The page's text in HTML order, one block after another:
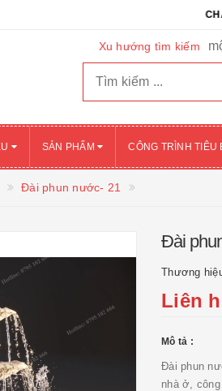
CHÀO
Xu hướng tìm kiếm
SẢN PHẨM CÔNG TRÌNH TIÊU
Đài phun nước- 21
Đài
Thương
Liên
Mô tả :
Đài phun
nhà ở,